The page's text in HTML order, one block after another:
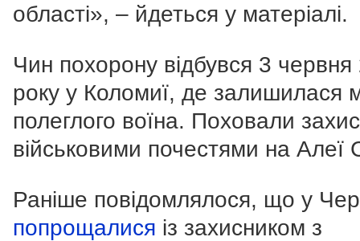
області», – йдеться у матеріалі.
Чин похорону відбувся 3
року у Коломиї, де залишилася
полеглого воїна. Поховали
військовими почестями на Алеї
Раніше повідомлялося, що у
попрощалися із захисником з